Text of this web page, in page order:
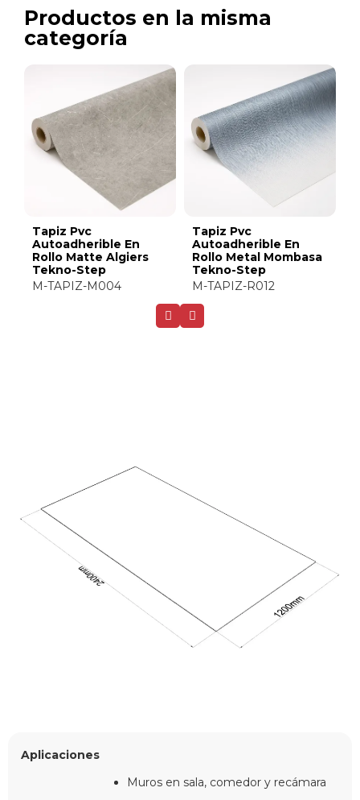
Productos en la misma
categoría
Tapiz Pvc
Autoadherible En
Rollo Matte Bahir
Tekno-Step
M-TAPIZ-M099
Tapiz Pvc
Autoadherible En
Rollo Glossy Jinja
Tekno-Step
M-TAPIZ-G025
Aplicaciones
Muros en sala, comedor y recámara